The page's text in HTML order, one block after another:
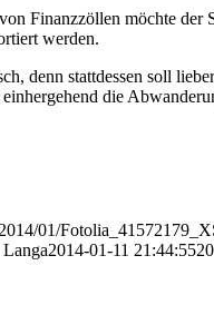
Finanzzöllen möchte der
werden.
denn stattdessen soll
die
01/
2014-01-11 21:44:55